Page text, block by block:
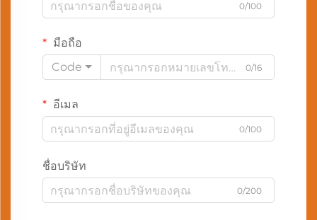
0/100
มือถือ
Code
0/16
อีเมล
0/100
ชื่อบริษัท
0/200